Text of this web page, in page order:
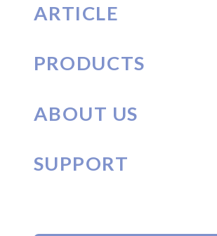
ARTICLE
PRODUCTS
ABOUT US
SUPPORT